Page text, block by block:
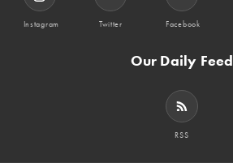
Instagram Twitter Facebook
Our Daily Feed
RSS